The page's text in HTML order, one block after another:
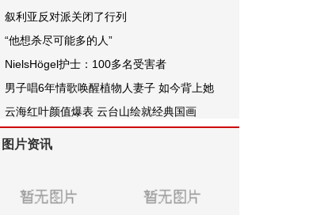
叙利亚反对派关闭了行列
“他想杀尽可能多的人”
NielsHögel护士：100多名受害者
男子唱6年情歌唤醒植物人妻子 如今背上她
云海红叶颜值爆表 云台山绘就经典国画
图片资讯